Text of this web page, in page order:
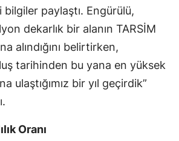
Erzurum
Eskişehir
Gaziantep
Giresun
bilgiler paylaştı. Engürülü,
dekarlık bir alanın TARSİM
alındığını belirtirken,
tarihinden bu yana en yüksek
ulaştığımız bir yıl geçirdik”
Oranı